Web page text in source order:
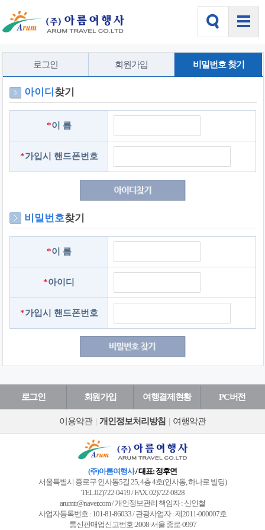
로그인 회원가입 비밀번호 찾기
아이디 찾기
*이 름
*가입시 핸드폰번호
비밀번호찾기
*이 름
*아이디
*가입시 핸드폰번호
로그인 회원가입 여행결제현황 PC버전
이용약관 | 개인정보처리방침 | 여행약관
(주)아름여행사/ 대표: 정후연
서울특별시 종로구 인사동5길 25, 4층 4호(인사동, 하나로 빌딩)
TEL.02)722-0419 / FAX. 02)722-0828
arumtr@naver.com / 개인정보관리 책임자 : 신인철
사업자등록번호 : 101-81-86033 / 관광사업자 : 제2011-000007호
통신판매업신고번호:2008-서울 종로-0997